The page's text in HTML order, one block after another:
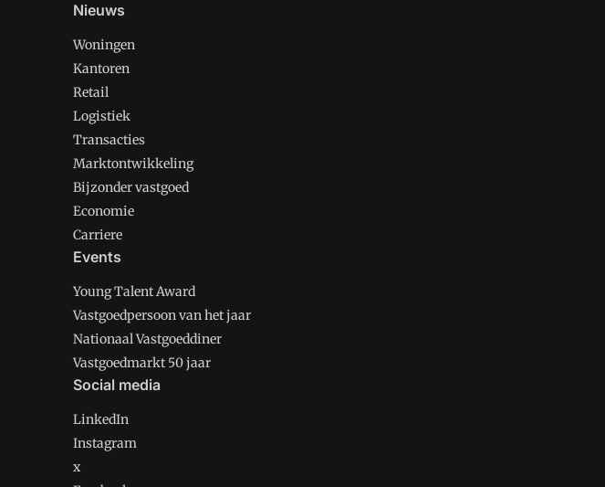
Nieuws
Woningen
Kantoren
Retail
Logistiek
Transacties
Marktontwikkeling
Bijzonder vastgoed
Economie
Carriere
Events
Young Talent Award
Vastgoedpersoon van het jaar
Nationaal Vastgoeddiner
Vastgoedmarkt 50 jaar
Social media
LinkedIn
Instagram
x